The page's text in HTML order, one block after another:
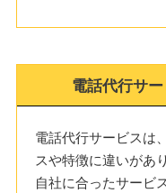
電話代行サ
電話代行サービスは
スや特徴に違いがあ
自社に合ったサービ